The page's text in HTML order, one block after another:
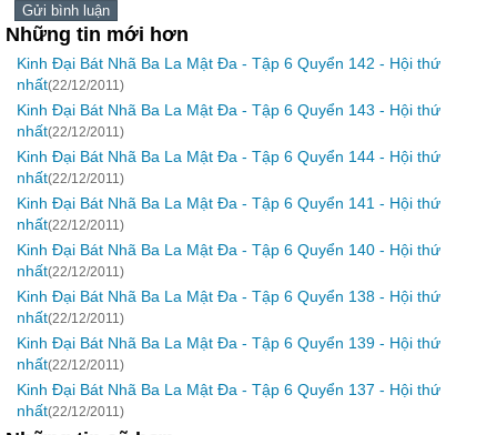
Những tin mới hơn
Kinh Đại Bát Nhã Ba La Mật Đa - Tập 6 Quyển 142 - Hội thứ
nhất(22/12/2011)
Kinh Đại Bát Nhã Ba La Mật Đa - Tập 6 Quyển 143 - Hội thứ
nhất(22/12/2011)
Kinh Đại Bát Nhã Ba La Mật Đa - Tập 6 Quyển 144 - Hội thứ
nhất(22/12/2011)
Kinh Đại Bát Nhã Ba La Mật Đa - Tập 6 Quyển 141 - Hội thứ
nhất(22/12/2011)
Kinh Đại Bát Nhã Ba La Mật Đa - Tập 6 Quyển 140 - Hội thứ
nhất(22/12/2011)
Kinh Đại Bát Nhã Ba La Mật Đa - Tập 6 Quyển 138 - Hội thứ
nhất(22/12/2011)
Kinh Đại Bát Nhã Ba La Mật Đa - Tập 6 Quyển 139 - Hội thứ
nhất(22/12/2011)
Kinh Đại Bát Nhã Ba La Mật Đa - Tập 6 Quyển 137 - Hội thứ
nhất(22/12/2011)